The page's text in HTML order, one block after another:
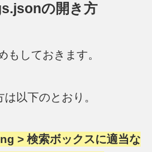
の開き方
もしておきます。
以下のとおり。
> 検索ボックスに適当な